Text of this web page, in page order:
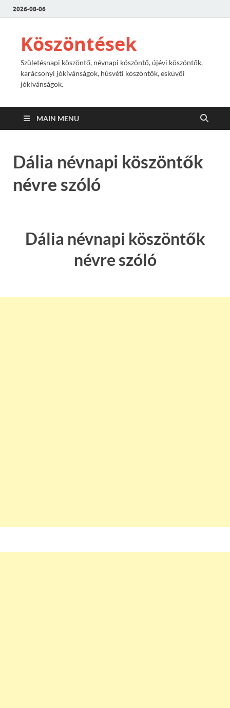
2026-08-06
Köszöntések
Születésnapi köszöntő, névnapi köszöntő, újévi köszöntők,
karácsonyi jókívánságok, húsvéti köszöntők, esküvői
jókivánságok.
MAIN MENU
Dália névnapi köszöntők
névre szóló
Dália névnapi köszöntők
névre szóló